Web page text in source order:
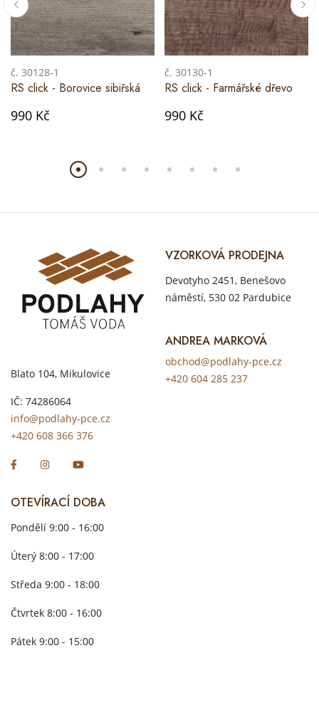
č. 30128-1
RS click - Borovice sibiřská
990 Kč
č. 30130-1
RS click - Farmářské dřevo
990 Kč
Blato 104, Mikulovice
IČ: 74286064
info@podlahy-pce.cz
+420 608 366 376
VZORKOVÁ PRODEJNA
Devotyho 2451, Benešovo
náměstí, 530 02 Pardubice
ANDREA MARKOVÁ
obchod@podlahy-pce.cz
+420 604 285 237
OTEVÍRACÍ DOBA
Pondělí 9:00 - 16:00
Úterý 8:00 - 17:00
Středa 9:00 - 18:00
Čtvrtek 8:00 - 16:00
Pátek 9:00 - 15:00